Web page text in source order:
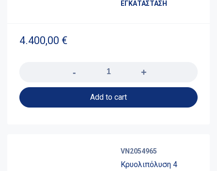
ΕΓΚΑΤΑΣΤΑΣΗ
4.400,00 €
Add to cart
VN2054965
Κρυολιπόλυση 4